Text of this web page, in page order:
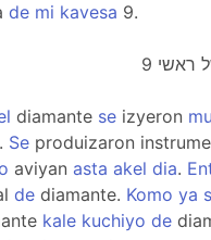
de mi kavesa 9.
diamante se izyeron
Se produizaron
aviyan asta akel dia.
de diamante. Komo ya
kale kuchiyo de